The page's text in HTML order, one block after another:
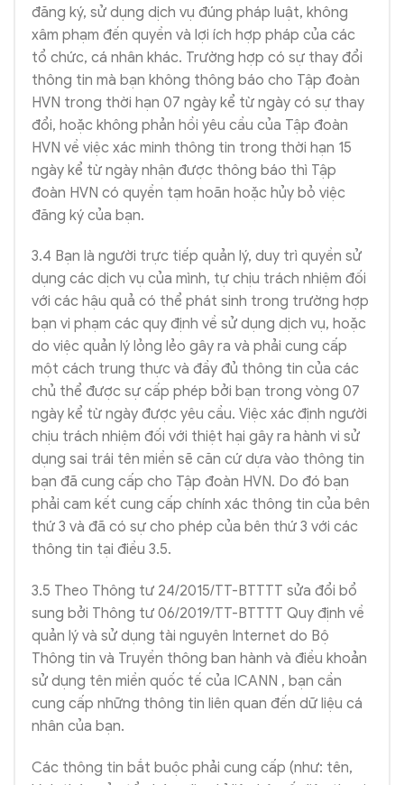
đăng ký, sử dụng dịch vụ đúng pháp luật, không
xâm phạm đến quyền và lợi ích hợp pháp của các
tổ chức, cá nhân khác. Trường hợp có sự thay đổi
thông tin mà bạn không thông báo cho Tập đoàn
HVN trong thời hạn 07 ngày kể từ ngày có sự thay
đổi, hoặc không phản hồi yêu cầu của Tập đoàn
HVN về việc xác minh thông tin trong thời hạn 15
ngày kể từ ngày nhận được thông báo thì Tập
đoàn HVN có quyền tạm hoãn hoặc hủy bỏ việc
đăng ký của bạn.
3.4 Bạn là người trực tiếp quản lý, duy trì quyền sử
dụng các dịch vụ của mình, tự chịu trách nhiệm đối
với các hậu quả có thể phát sinh trong trường hợp
bạn vi phạm các quy định về sử dụng dịch vụ, hoặc
do việc quản lý lỏng lẻo gây ra và phải cung cấp
một cách trung thực và đầy đủ thông tin của các
chủ thể được sự cấp phép bởi bạn trong vòng 07
ngày kể từ ngày được yêu cầu. Việc xác định người
chịu trách nhiệm đối với thiệt hại gây ra hành vi sử
dụng sai trái tên miền sẽ căn cứ dựa vào thông tin
bạn đã cung cấp cho Tập đoàn HVN. Do đó bạn
phải cam kết cung cấp chính xác thông tin của bên
thứ 3 và đã có sự cho phép của bên thứ 3 với các
thông tin tại điều 3.5.
3.5 Theo Thông tư 24/2015/TT-BTTTT sửa đổi bổ
sung bởi Thông tư 06/2019/TT-BTTTT Quy định về
quản lý và sử dụng tài nguyên Internet do Bộ
Thông tin và Truyền thông ban hành và điều khoản
sử dụng tên miền quốc tế của ICANN , bạn cần
cung cấp những thông tin liên quan đến dữ liệu cá
nhân của bạn.
Các thông tin bắt buộc phải cung cấp (như: tên,